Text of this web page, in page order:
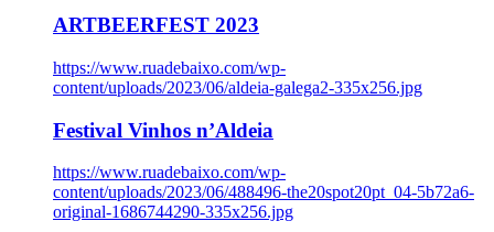
ARTBEERFEST 2023
https://www.ruadebaixo.com/wp-
content/uploads/2023/06/aldeia-galega2-335x256.jpg
Festival Vinhos n’Aldeia
https://www.ruadebaixo.com/wp-
content/uploads/2023/06/488496-the20spot20pt_04-5b72a6-
original-1686744290-335x256.jpg